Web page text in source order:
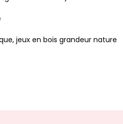
jeux en bois grandeur nature